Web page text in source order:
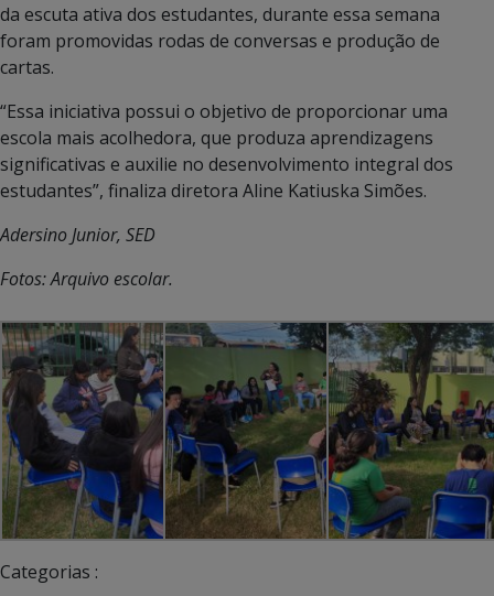
da escuta ativa dos estudantes, durante essa semana
foram promovidas rodas de conversas e produção de
cartas.
“Essa iniciativa possui o objetivo de proporcionar uma
escola mais acolhedora, que produza aprendizagens
significativas e auxilie no desenvolvimento integral dos
estudantes”, finaliza diretora Aline Katiuska Simões.
Adersino Junior, SED
Fotos: Arquivo escolar.
Categorias :